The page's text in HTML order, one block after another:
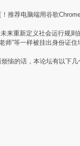
荐电脑端用谷歌
重新定义社会运行规
师”等一样被挂出身份证住
恼的话，本论坛有以下几